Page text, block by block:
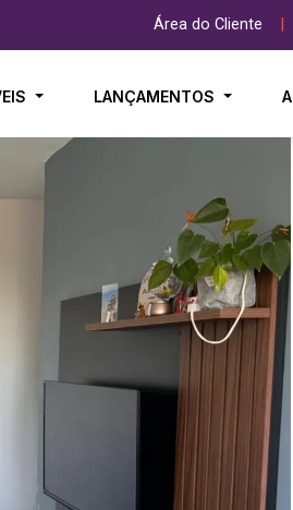
Área do Cliente
LANÇAMENTOS